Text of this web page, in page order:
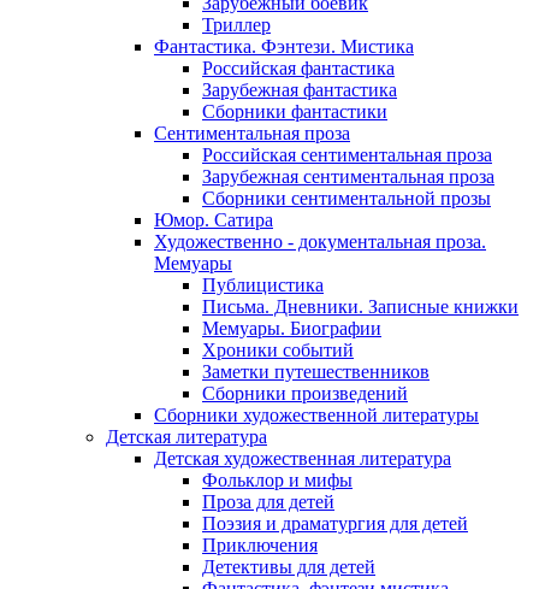
Триллер
Фантастика. Фэнтези. Мистика
Российская фантастика
Зарубежная фантастика
Сборники фантастики
Сентиментальная проза
Российская сентиментальная проза
Зарубежная сентиментальная проза
Сборники сентиментальной прозы
Юмор. Сатира
Художественно - документальная проза.
Мемуары
Публицистика
Письма. Дневники. Записные книжки
Мемуары. Биографии
Хроники событий
Заметки путешественников
Сборники произведений
Сборники художественной литературы
Детская литература
Детская художественная литература
Фольклор и мифы
Проза для детей
Поэзия и драматургия для детей
Приключения
Детективы для детей